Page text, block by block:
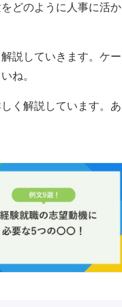
どのように人事に活か
説していきます。ケー
ね。
く解説しています。あ